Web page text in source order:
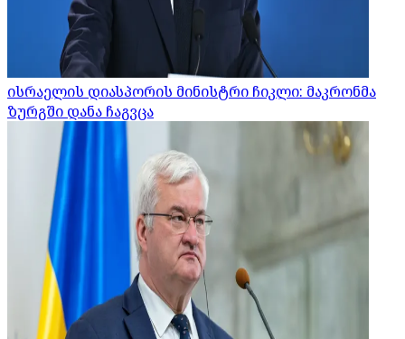
ისრაელის დიასპორის მინისტრი ჩიკლი: მაკრონმა
ზურგში დანა ჩაგვცა